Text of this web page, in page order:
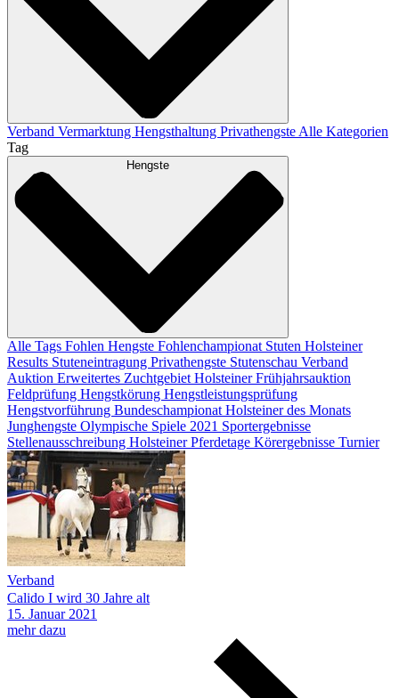
Verband Vermarktung Hengsthaltung PrivathengsteAlle Kategorien
Tag
Hengste
Alle Tags Fohlen Hengste Fohlenchampionat Stuten Holsteiner
Results Stuteneintragung Privathengste Stutenschau Verband
Auktion Erweitertes Zuchtgebiet Holsteiner Frühjahrsauktion
Feldprüfung Hengstkörung Hengstleistungsprüfung
Hengstvorführung Bundeschampionat Holsteiner des Monats
Junghengste Olympische Spiele 2021 Sportergebnisse
Stellenausschreibung Holsteiner Pferdetage Körergebnisse Turnier
Verband
Calido I wird 30 Jahre alt
15. Januar 2021
mehr dazu